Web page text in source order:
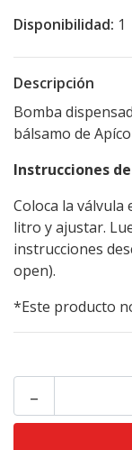
Disponibilidad: 1
Descripción
Bomba
bálsamo de
Instrucciones
Coloca la
litro y ajustar.
instrucciones
open).
*Este producto
-